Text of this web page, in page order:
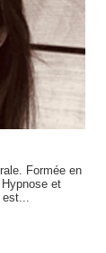
Formée en
et
est...